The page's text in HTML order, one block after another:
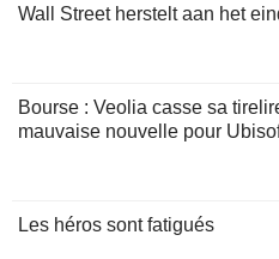
Wall Street herstelt aan het
Bourse : Veolia casse sa
mauvaise nouvelle pour
Les héros sont fatigués